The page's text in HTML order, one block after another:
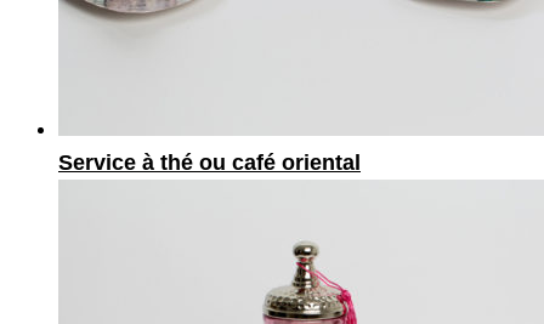
Service à thé ou café oriental